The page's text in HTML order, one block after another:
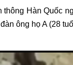
thông Hàn Quốc
ông họ A (28